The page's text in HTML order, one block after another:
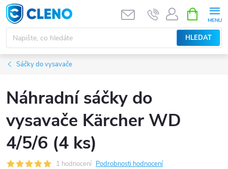
Přejít
na
obsah
HLEDAT
NÁKUPNÍ
KOŠÍK
Sáčky do vysavače
Náhradní sáčky do
vysavače Kärcher WD
4/5/6 (4 ks)
1 hodnocení Podrobnosti hodnocení